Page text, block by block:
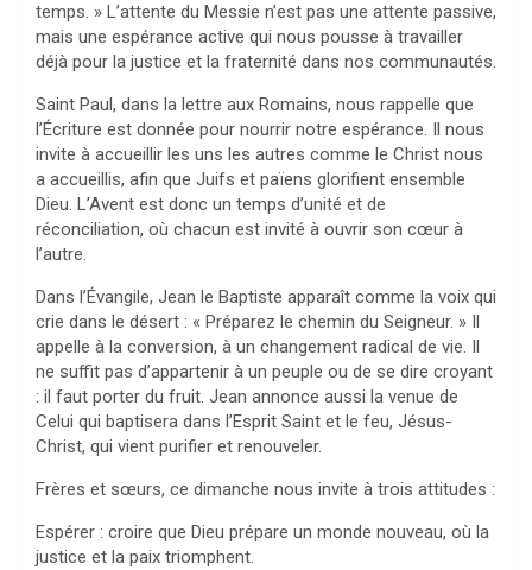
temps. » L’attente du Messie n’est pas une attente passive,
mais une espérance active qui nous pousse à travailler
déjà pour la justice et la fraternité dans nos communautés.
Saint Paul, dans la lettre aux Romains, nous rappelle que
l’Écriture est donnée pour nourrir notre espérance. Il nous
invite à accueillir les uns les autres comme le Christ nous
a accueillis, afin que Juifs et païens glorifient ensemble
Dieu. L’Avent est donc un temps d’unité et de
réconciliation, où chacun est invité à ouvrir son cœur à
l’autre.
Dans l’Évangile, Jean le Baptiste apparaît comme la voix qui
crie dans le désert : « Préparez le chemin du Seigneur. » Il
appelle à la conversion, à un changement radical de vie. Il
ne suffit pas d’appartenir à un peuple ou de se dire croyant
: il faut porter du fruit. Jean annonce aussi la venue de
Celui qui baptisera dans l’Esprit Saint et le feu, Jésus-
Christ, qui vient purifier et renouveler.
Frères et sœurs, ce dimanche nous invite à trois attitudes :
Espérer : croire que Dieu prépare un monde nouveau, où la
justice et la paix triomphent.